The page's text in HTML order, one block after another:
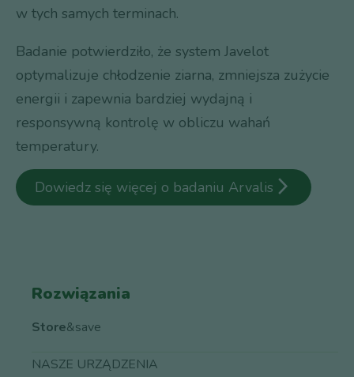
w tych samych terminach.
Badanie potwierdziło, że system Javelot
optymalizuje chłodzenie ziarna, zmniejsza zużycie
energii i zapewnia bardziej wydajną i
responsywną kontrolę w obliczu wahań
temperatury.
Dowiedz się więcej o badaniu Arvalis arrow_forward_ios
Rozwiązania
Store&save
NASZE URZĄDZENIA